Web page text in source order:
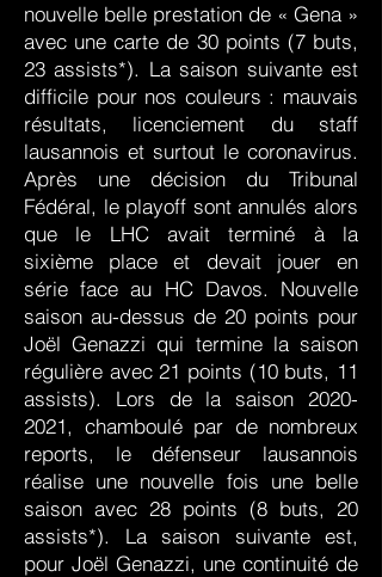
nouvelle belle prestation de « Gena »
avec une carte de 30 points (7 buts,
23 assists*). La saison suivante est
difficile pour nos couleurs : mauvais
résultats, licenciement du staff
lausannois et surtout le coronavirus.
Après une décision du Tribunal
Fédéral, le playoff sont annulés alors
que le LHC avait terminé à la
sixième place et devait jouer en
série face au HC Davos. Nouvelle
saison au-dessus de 20 points pour
Joël Genazzi qui termine la saison
régulière avec 21 points (10 buts, 11
assists). Lors de la saison 2020-
2021, chamboulé par de nombreux
reports, le défenseur lausannois
réalise une nouvelle fois une belle
saison avec 28 points (8 buts, 20
assists*). La saison suivante est,
pour Joël Genazzi, une continuité de